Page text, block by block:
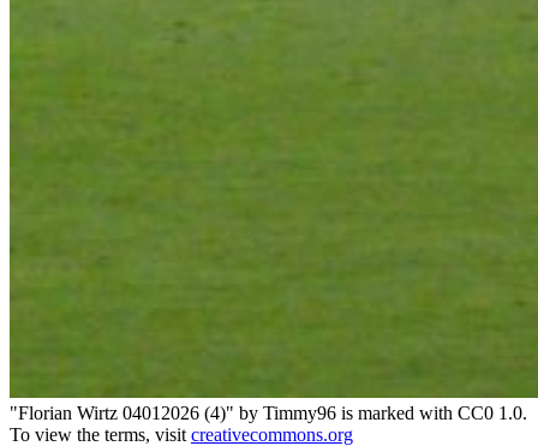
"Florian Wirtz 04012026 (4)" by Timmy96 is marked with CC0 1.0.
To view the terms, visit creativecommons.org